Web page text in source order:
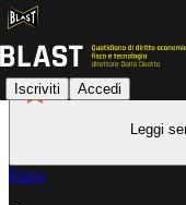
Iscriviti Accedi
Leggi
Fisco